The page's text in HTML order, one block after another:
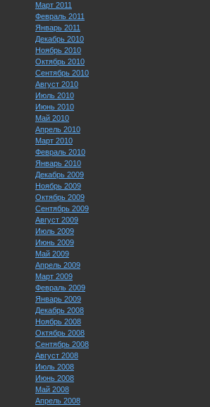
Март 2011
Февраль 2011
Январь 2011
Декабрь 2010
Ноябрь 2010
Октябрь 2010
Сентябрь 2010
Август 2010
Июль 2010
Июнь 2010
Май 2010
Апрель 2010
Март 2010
Февраль 2010
Январь 2010
Декабрь 2009
Ноябрь 2009
Октябрь 2009
Сентябрь 2009
Август 2009
Июль 2009
Июнь 2009
Май 2009
Апрель 2009
Март 2009
Февраль 2009
Январь 2009
Декабрь 2008
Ноябрь 2008
Октябрь 2008
Сентябрь 2008
Август 2008
Июль 2008
Июнь 2008
Май 2008
Апрель 2008